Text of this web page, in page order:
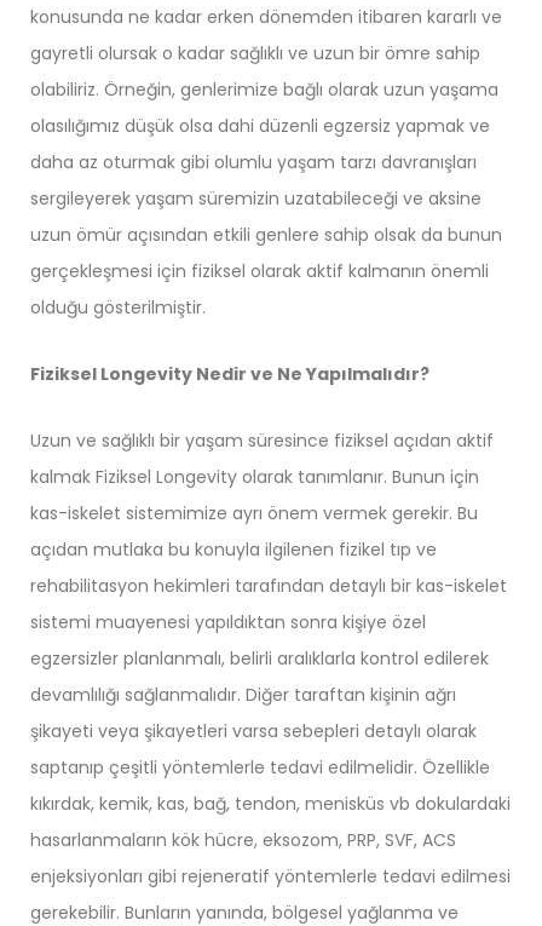
konusunda ne kadar erken dönemden itibaren kararlı ve
gayretli olursak o kadar sağlıklı ve uzun bir ömre sahip
olabiliriz. Örneğin, genlerimize bağlı olarak uzun yaşama
olasılığımız düşük olsa dahi düzenli egzersiz yapmak ve
daha az oturmak gibi olumlu yaşam tarzı davranışları
sergileyerek yaşam süremizin uzatabileceği ve aksine
uzun ömür açısından etkili genlere sahip olsak da bunun
gerçekleşmesi için fiziksel olarak aktif kalmanın önemli
olduğu gösterilmiştir.
Fiziksel Longevity Nedir ve Ne Yapılmalıdır?
Uzun ve sağlıklı bir yaşam süresince fiziksel açıdan aktif
kalmak Fiziksel Longevity olarak tanımlanır. Bunun için
kas-iskelet sistemimize ayrı önem vermek gerekir. Bu
açıdan mutlaka bu konuyla ilgilenen fizikel tıp ve
rehabilitasyon hekimleri tarafından detaylı bir kas-iskelet
sistemi muayenesi yapıldıktan sonra kişiye özel
egzersizler planlanmalı, belirli aralıklarla kontrol edilerek
devamlılığı sağlanmalıdır. Diğer taraftan kişinin ağrı
şikayeti veya şikayetleri varsa sebepleri detaylı olarak
saptanıp çeşitli yöntemlerle tedavi edilmelidir. Özellikle
kıkırdak, kemik, kas, bağ, tendon, menisküs vb dokulardaki
hasarlanmaların kök hücre, eksozom, PRP, SVF, ACS
enjeksiyonları gibi rejeneratif yöntemlerle tedavi edilmesi
gerekebilir. Bunların yanında, bölgesel yağlanma ve